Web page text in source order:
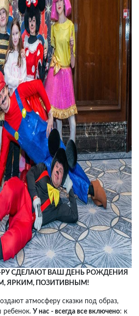
СДЕЛАЮТ ВАШ ДЕНЬ РОЖДЕНИЯ
ЯРКИМ, ПОЗИТИВНЫМ!
атмосферу сказки под образ,
ребенок. У нас - всегда все включено: к